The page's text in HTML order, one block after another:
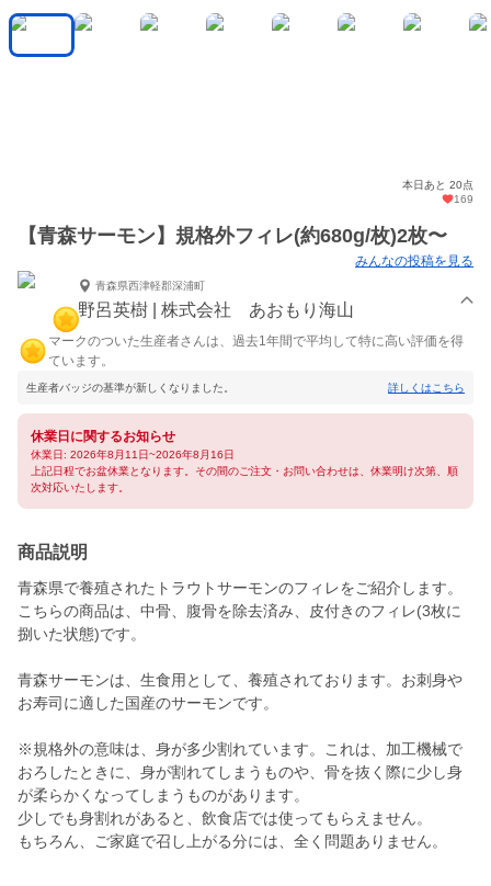
本日あと 20点
169
【青森サーモン】規格外フィレ(約680g/枚)2枚〜
みんなの投稿を見る
青森県西津軽郡深浦町
野呂英樹 | 株式会社 あおもり海山
マークのついた生産者さんは、過去1年間で平均して特に高い評価を得
ています。
生産者バッジの基準が新しくなりました。 詳しくはこちら
休業日に関するお知らせ
休業日: 2026年8月11日~2026年8月16日
上記日程でお盆休業となります。その間のご注文・お問い合わせは、休業明け次第、順
次対応いたします。
商品説明
青森県で養殖されたトラウトサーモンのフィレをご紹介します。
こちらの商品は、中骨、腹骨を除去済み、皮付きのフィレ(3枚に
捌いた状態)です。
青森サーモンは、生食用として、養殖されております。お刺身や
お寿司に適した国産のサーモンです。
※規格外の意味は、身が多少割れています。これは、加工機械で
おろしたときに、身が割れてしまうものや、骨を抜く際に少し身
が柔らかくなってしまうものがあります。
少しでも身割れがあると、飲食店では使ってもらえません。
もちろん、ご家庭で召し上がる分には、全く問題ありません。